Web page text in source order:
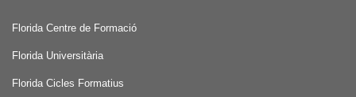
Florida Centre de Formació
Florida Universitària
Florida Cicles Formatius